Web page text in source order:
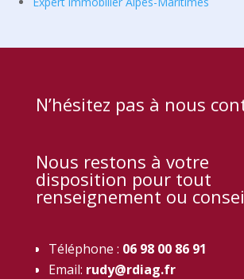
N’hésitez pas à nous
Nous restons à votre
disposition pour tout
renseignement ou
Téléphone : 06 98 00 86 91
Email: rudy@rdiag.fr